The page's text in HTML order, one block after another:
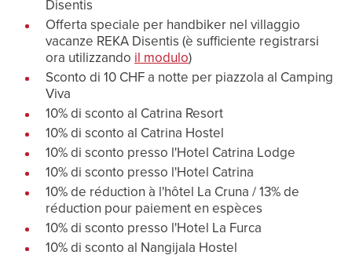
Disentis
Offerta speciale per handbiker nel villaggio
vacanze REKA Disentis (è sufficiente registrarsi
ora utilizzandoil modulo)
Sconto di 10 CHF a notte per piazzola al Camping
Viva
10% di sconto al Catrina Resort
10% di sconto al Catrina Hostel
10% di sconto presso l'Hotel Catrina Lodge
10% di sconto presso l'Hotel Catrina
10% de réduction à l'hôtel La Cruna / 13% de
réduction pour paiement en espèces
10% di sconto presso l'Hotel La Furca
10% di sconto al Nangijala Hostel